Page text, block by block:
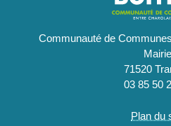
Communauté de
Mairie
71520
03 85 50
Plan du